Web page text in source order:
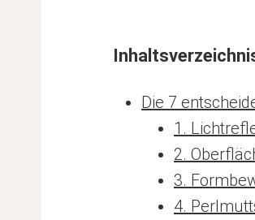
Die 7
1.
2.
3.
4.